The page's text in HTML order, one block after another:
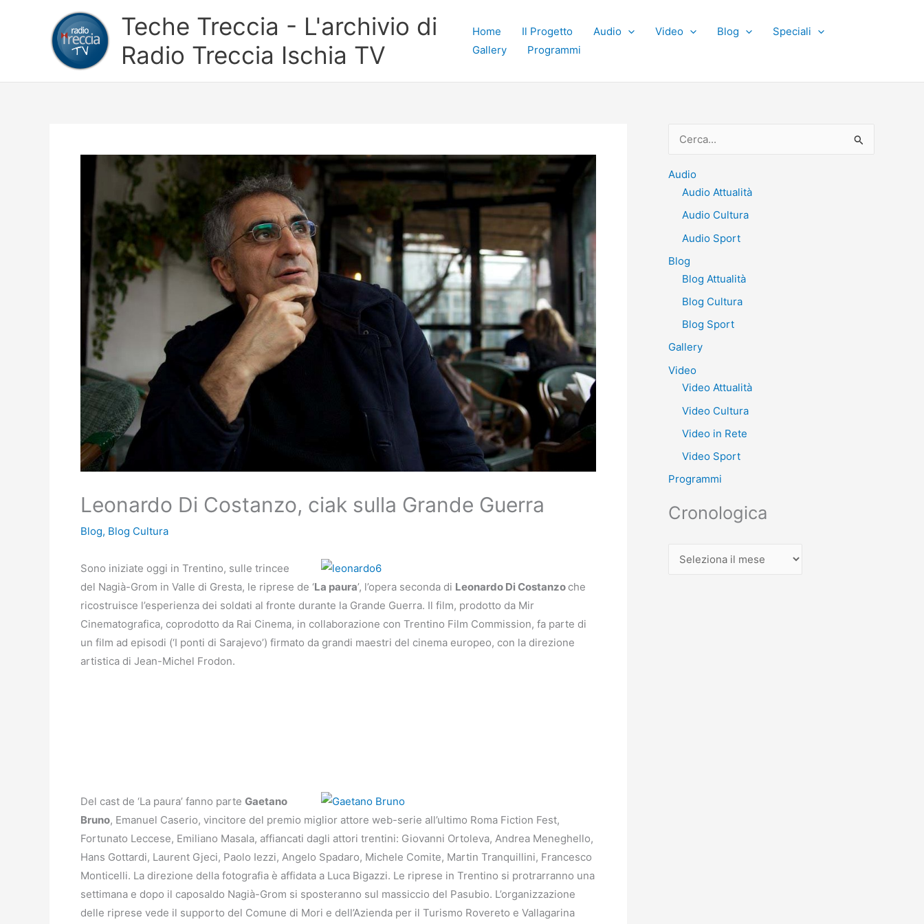
Teche Treccia - L'archivio di
Radio Treccia Ischia TV
Home Il Progetto Audio Video Blog
Speciali
Gallery
Programmi
Leonardo Di Costanzo, ciak sulla Grande Guerra
Blog, Blog Cultura
Sono iniziate oggi in Trentino, sulle trincee
del Nagià-Grom in Valle di Gresta, le riprese de ‘La paura’, l’opera seconda di Leonardo Di Costanzo che
ricostruisce l’esperienza dei soldati al fronte durante la Grande Guerra. Il film, prodotto da Mir
Cinematografica, coprodotto da Rai Cinema, in collaborazione con Trentino Film Commission, fa parte di
un film ad episodi (‘I ponti di Sarajevo’) firmato da grandi maestri del cinema europeo, con la direzione
artistica di Jean-Michel Frodon.
Del cast de ‘La paura’ fanno parte Gaetano
Bruno, Emanuel Caserio, vincitore del premio miglior attore web-serie all’ultimo Roma Fiction Fest,
Fortunato Leccese, Emiliano Masala, affiancati dagli attori trentini: Giovanni Ortoleva, Andrea Meneghello,
Hans Gottardi, Laurent Gjeci, Paolo Iezzi, Angelo Spadaro, Michele Comite, Martin Tranquillini, Francesco
Monticelli. La direzione della fotografia è affidata a Luca Bigazzi. Le riprese in Trentino si protrarranno una
settimana e dopo il caposaldo Nagià-Grom si sposteranno sul massiccio del Pasubio. L’organizzazione
delle riprese vede il supporto del Comune di Mori e dell’Azienda per il Turismo Rovereto e Vallagarina
r
Audio
Audio Attualità
Audio Cultura
Audio Sport
Blog
Blog Attualità
Blog Cultura
Blog Sport
Gallery
Video
Video Attualità
Video Cultura
Video in Rete
Video Sport
Programmi
Cronologica